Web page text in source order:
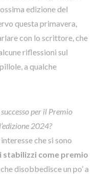
edizione del
questa primavera,
con lo scrittore, che
riflessioni sul
a qualche
per il Premio
2024?
che si sono
stabilizzi come premio
disobbedisce un po’ a